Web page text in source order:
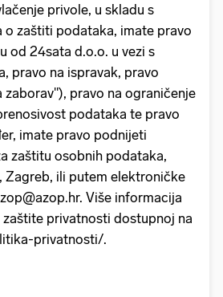
privole, u skladu s
o zaštiti podataka, imate pravo
od 24sata d.o.o. u vezi s
pravo na ispravak, pravo
zaborav"), pravo na ograničenje
podataka te pravo
imate pravo podnijeti
zaštitu osobnih podataka,
Zagreb, ili putem elektroničke
Više informacija
privatnosti dostupnoj na
privatnosti/.